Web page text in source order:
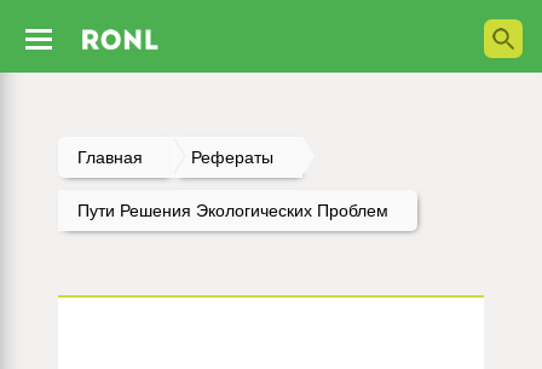
Главная Рефераты
Пути Решения Экологических Проблем